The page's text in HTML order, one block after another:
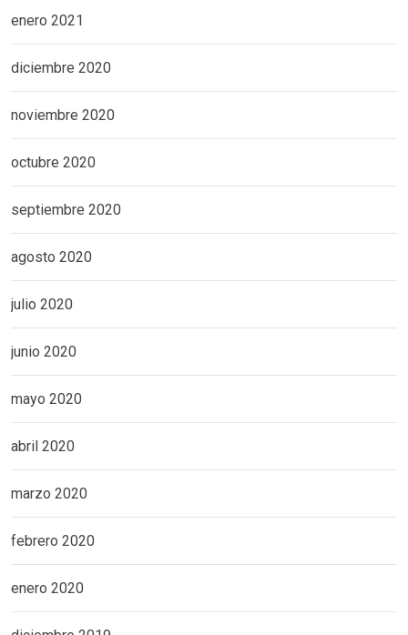
enero 2021
diciembre 2020
noviembre 2020
octubre 2020
septiembre 2020
agosto 2020
julio 2020
junio 2020
mayo 2020
abril 2020
marzo 2020
febrero 2020
enero 2020